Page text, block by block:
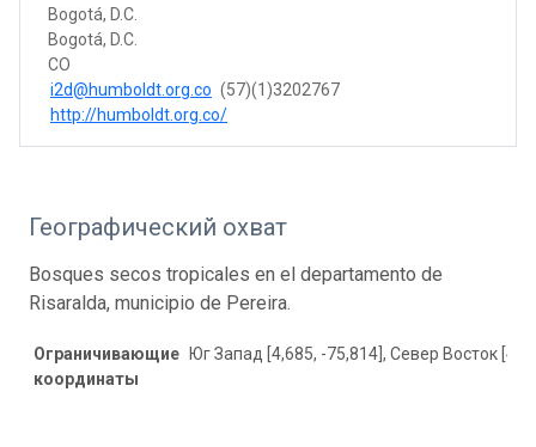
Bogotá, D.C.
Bogotá, D.C.
CO
i2d@humboldt.org.co (57)(1)3202767
http://humboldt.org.co/
Географический охват
Bosques secos tropicales en el departamento de
Risaralda, municipio de Pereira.
Ограничивающие
координаты
Юг Запад [4,685, -75,814], Север Восток